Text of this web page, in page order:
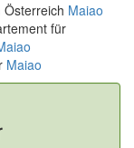
Österreich Maiao
für
Maiao